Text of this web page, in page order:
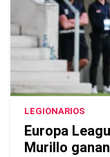
LEGIONARIOS
Europa
Murillo